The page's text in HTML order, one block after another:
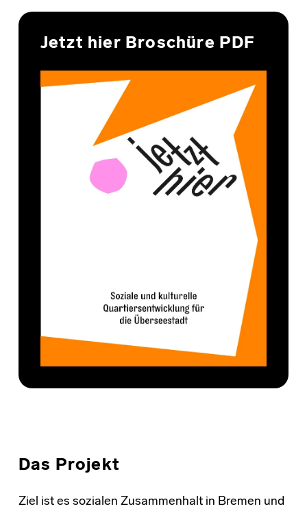
Jetzt hier Broschüre PDF
Das Projekt
Ziel ist es sozialen Zusammenhalt in Bremen und